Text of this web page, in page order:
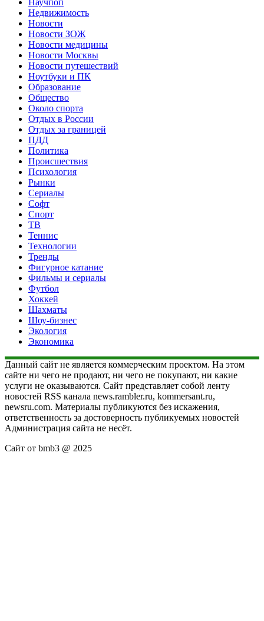
Недвижимость
Новости
Новости ЗОЖ
Новости медицины
Новости Москвы
Новости путешествий
Ноутбуки и ПК
Образование
Общество
Около спорта
Отдых в России
Отдых за границей
ПДД
Политика
Происшествия
Психология
Рынки
Сериалы
Софт
Спорт
ТВ
Теннис
Технологии
Тренды
Фигурное катание
Фильмы и сериалы
Футбол
Хоккей
Шахматы
Шоу-бизнес
Экология
Экономика
Данный сайт не является коммерческим проектом. На этом
сайте ни чего не продают, ни чего не покупают, ни какие
услуги не оказываются. Сайт представляет собой ленту
новостей RSS канала news.rambler.ru, kommersant.ru,
newsru.com. Материалы публикуются без искажения,
ответственность за достоверность публикуемых новостей
Администрация сайта не несёт.
Сайт от bmb3 @ 2025